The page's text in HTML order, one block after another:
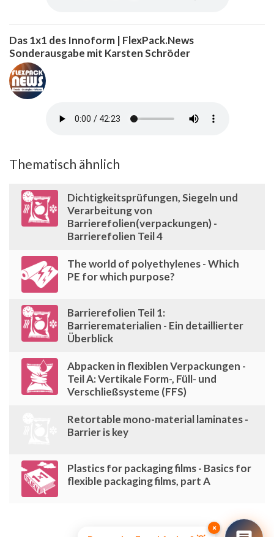
Das 1x1 des Innoform | FlexPack.News
Sonderausgabe mit Karsten Schröder
Thematisch ähnlich
Dichtigkeitsprüfungen, Siegeln und
Verarbeitung von
Barrierefolien(verpackungen) -
Barrierefolien Teil 4
The world of polyethylenes - Which
PE for which purpose?
Barrierefolien Teil 1:
Barrierematerialien - Ein detaillierter
Überblick
Abpacken in flexiblen Verpackungen -
Teil A: Vertikale Form-, Füll- und
Verschließsysteme (FFS)
Retortable mono-material laminates -
Barrier is key
Plastics for packaging films - Basics for
flexible packaging films, part A
×